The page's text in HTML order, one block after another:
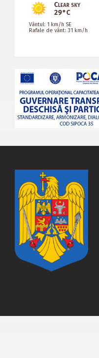
Clear sky
29°C
Vântul: 1 km/h SE
Rafale de vânt: 31 km/h